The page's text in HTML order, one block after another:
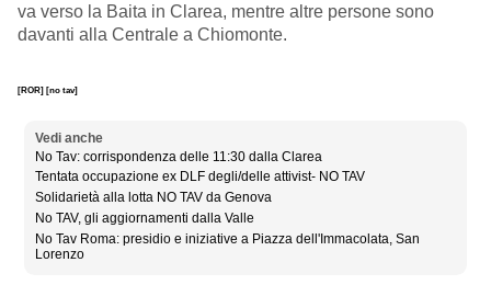
va verso la Baita in Clarea, mentre altre persone sono
davanti alla Centrale a Chiomonte.
[ROR] [no tav]
Vedi anche
No Tav: corrispondenza delle 11:30 dalla Clarea
Tentata occupazione ex DLF degli/delle attivist- NO TAV
Solidarietà alla lotta NO TAV da Genova
No TAV, gli aggiornamenti dalla Valle
No Tav Roma: presidio e iniziative a Piazza dell'Immacolata, San
Lorenzo